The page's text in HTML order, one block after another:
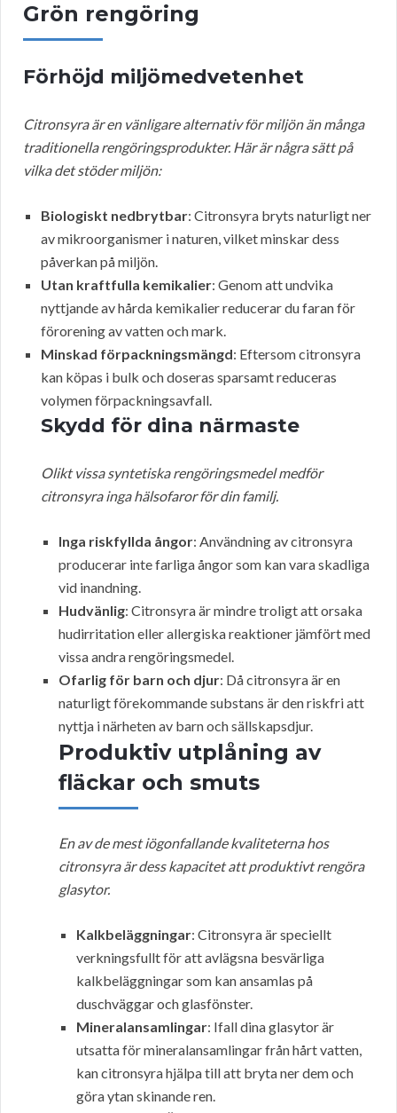
Grön rengöring
Förhöjd miljömedvetenhet
Citronsyra är en vänligare alternativ för miljön än många
traditionella rengöringsprodukter. Här är några sätt på
vilka det stöder miljön:
Biologiskt nedbrytbar: Citronsyra bryts naturligt ner
av mikroorganismer i naturen, vilket minskar dess
påverkan på miljön.
Utan kraftfulla kemikalier: Genom att undvika
nyttjande av hårda kemikalier reducerar du faran för
förorening av vatten och mark.
Minskad förpackningsmängd: Eftersom citronsyra
kan köpas i bulk och doseras sparsamt reduceras
volymen förpackningsavfall.
Skydd för dina närmaste
Olikt vissa syntetiska rengöringsmedel medför
citronsyra inga hälsofaror för din familj.
Inga riskfyllda ångor: Användning av citronsyra
producerar inte farliga ångor som kan vara skadliga
vid inandning.
Hudvänlig: Citronsyra är mindre troligt att orsaka
hudirritation eller allergiska reaktioner jämfört med
vissa andra rengöringsmedel.
Ofarlig för barn och djur: Då citronsyra är en
naturligt förekommande substans är den riskfri att
nyttja i närheten av barn och sällskapsdjur.
Produktiv utplåning av
fläckar och smuts
En av de mest iögonfallande kvaliteterna hos
citronsyra är dess kapacitet att produktivt rengöra
glasytor.
Kalkbeläggningar: Citronsyra är speciellt
verkningsfullt för att avlägsna besvärliga
kalkbeläggningar som kan ansamlas på
duschväggar och glasfönster.
Mineralansamlingar: Ifall dina glasytor är
utsatta för mineralansamlingar från hårt vatten,
kan citronsyra hjälpa till att bryta ner dem och
göra ytan skinande ren.